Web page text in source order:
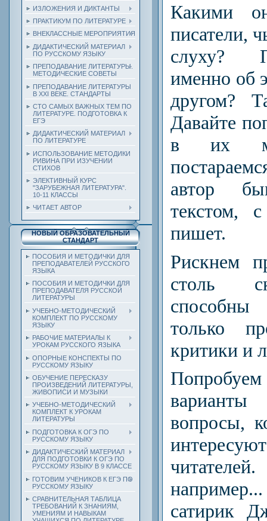
ИЗЛОЖЕНИЯ И ДИКТАНТЫ
ПРАКТИКУМ ПО ЛИТЕРАТУРЕ
ВНЕКЛАССНЫЕ МЕРОПРИЯТИЯ
ДИДАКТИЧЕСКИЙ МАТЕРИАЛ
ПО РУССКОМУ ЯЗЫКУ
ПРЕПОДАВАНИЕ ЛИТЕРАТУРЫ.
МЕТОДИЧЕСКИЕ СОВЕТЫ
ПРЕПОДАВАНИЕ ЛИТЕРАТУРЫ
В XXI ВЕКЕ. СТАНДАРТЫ
СТО САМЫХ ВАЖНЫХ ТЕМ ПО
ЛИТЕРАТУРЕ. ПОДГОТОВКА К
ЕГЭ
ДИДАКТИЧЕСКИЙ МАТЕРИАЛ
ПО ЛИТЕРАТУРЕ
ИСПОЛЬЗОВАНИЕ МЕТОДИКИ
РИВИНА ПРИ ИЗУЧЕНИИ
СТИХОВ
ЭЛЕКТИВНЫЙ КУРС
"ЗАРУБЕЖНАЯ ЛИТЕРАТУРА".
10-11 КЛАССЫ
ЧИТАЕТ АВТОР
НОВЫЙ ОБРАЗОВАТЕЛЬНЫЙ
СТАНДАРТ
ПОСОБИЯ И МЕТОДИЧКИ ДЛЯ
ПРЕПОДАВАТЕЛЕЙ РУССКОГО
ЯЗЫКА
ПОСОБИЯ И МЕТОДИЧКИ ДЛЯ
ПРЕПОДАВАТЕЛЯ РУССКОЙ
ЛИТЕРАТУРЫ
УЧЕБНО-МЕТОДИЧЕСКИЙ
КОМПЛЕКТ ПО РУССКОМУ
ЯЗЫКУ
РАБОЧИЕ МАТЕРИАЛЫ К
УРОКАМ РУССКОГО ЯЗЫКА
ОПОРНЫЕ КОНСПЕКТЫ ПО
РУССКОМУ ЯЗЫКУ
ОБУЧЕНИЕ ПЕРЕСКАЗУ
ПРОИЗВЕДЕНИЙ ЛИТЕРАТУРЫ,
ЖИВОПИСИ И МУЗЫКИ
УЧЕБНО-МЕТОДИЧЕСКИЙ
КОМПЛЕКТ К УРОКАМ
ЛИТЕРАТУРЫ
ПОДГОТОВКА К ОГЭ ПО
РУССКОМУ ЯЗЫКУ
ДИДАКТИЧЕСКИЙ МАТЕРИАЛ
ДЛЯ ПОДГОТОВКИ К ОГЭ ПО
РУССКОМУ ЯЗЫКУ В 9 КЛАССЕ
ГОТОВИМ УЧЕНИКОВ К ЕГЭ ПО
РУССКОМУ ЯЗЫКУ
СРАВНИТЕЛЬНАЯ ТАБЛИЦА
ТРЕБОВАНИЙ К ЗНАНИЯМ,
УМЕНИЯМ И НАВЫКАМ
Какими
писатели,
слуху?
именно об
другом?
Давайте
в их
автор
текстом,
пишет.
Рискнем
столь
только
критики и
вопросы,
сатирик